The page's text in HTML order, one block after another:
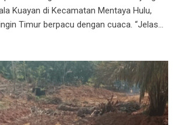
Kuayan di Kecamatan Mentaya Hulu,
Timur berpacu dengan cuaca. “Jelas…